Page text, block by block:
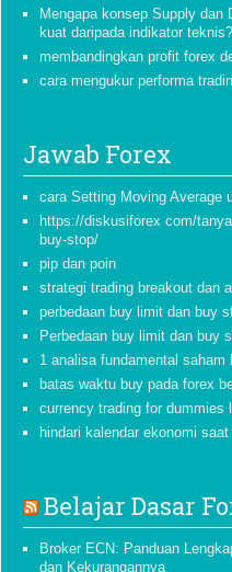
Mengapa konsep Supply dan
kuat daripada indikator teknis?
membandingkan profit forex
cara mengukur performa
Jawab Forex
cara Setting Moving Average
https://diskusiforex com/
buy-stop/
pip dan poin
strategi trading breakout dan
perbedaan buy limit dan buy
Perbedaan buy limit dan buy
1 analisa fundamental saham
batas waktu buy pada forex
currency trading for dummies
hindari kalendar ekonomi
Belajar Dasar
Broker ECN: Panduan
dan Kekurangannya